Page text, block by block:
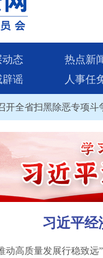
动态 热点新
谣 人事任
扫黑除恶专项斗争视
习近平经
动高质量发展行稳致